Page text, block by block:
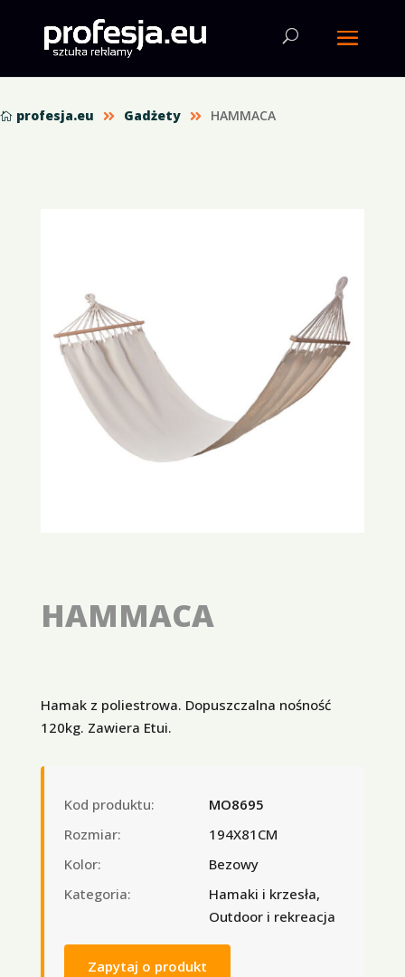
 profesja.eu  Gadżety  HAMMACA
HAMMACA
Hamak z poliestrowa. Dopuszczalna nośność
120kg. Zawiera Etui.
Kod produktu:
MO8695
Rozmiar:
194X81CM
Kolor:
Bezowy
Kategoria:
Hamaki i krzesła,
Outdoor i rekreacja
Zapytaj o produkt